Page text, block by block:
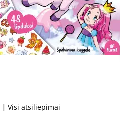
| Visi atsiliepimai